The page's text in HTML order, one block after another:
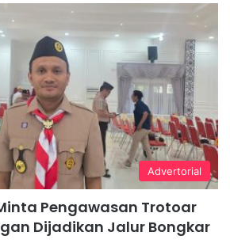
Advertorial
Pengawasan Trotoar
Dijadikan Jalur Bongkar